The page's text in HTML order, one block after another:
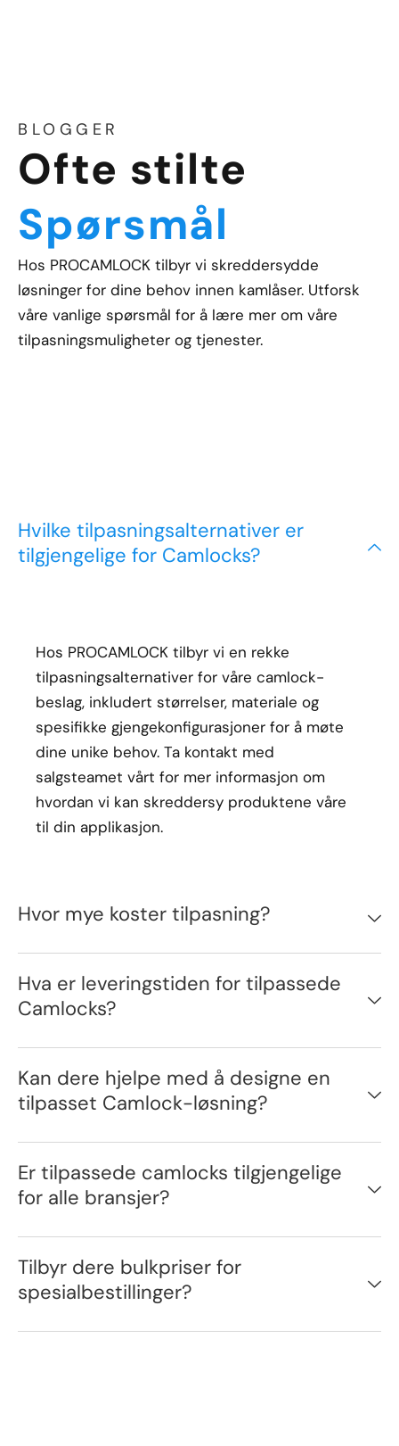
BLOGGER
Ofte stilte
Spørsmål
Hos PROCAMLOCK tilbyr vi skreddersydde
løsninger for dine behov innen kamlåser. Utforsk
våre vanlige spørsmål for å lære mer om våre
tilpasningsmuligheter og tjenester.
Hvilke tilpasningsalternativer er
tilgjengelige for Camlocks?
Hos PROCAMLOCK tilbyr vi en rekke
tilpasningsalternativer for våre camlock-
beslag, inkludert størrelser, materiale og
spesifikke gjengekonfigurasjoner for å møte
dine unike behov. Ta kontakt med
salgsteamet vårt for mer informasjon om
hvordan vi kan skreddersy produktene våre
til din applikasjon.
Hvor mye koster tilpasning?
Hva er leveringstiden for tilpassede
Camlocks?
Kan dere hjelpe med å designe en
tilpasset Camlock-løsning?
Er tilpassede camlocks tilgjengelige
for alle bransjer?
Tilbyr dere bulkpriser for
spesialbestillinger?